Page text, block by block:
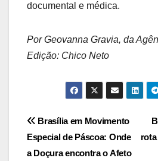
documental e médica.
Por Geovanna Gravia, da
Edição: Chico Neto
Navegação
de
Brasília em Movimento
Especial de Páscoa: Onde
a Doçura encontra o Afeto